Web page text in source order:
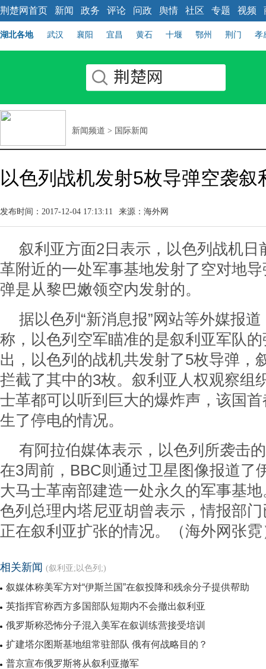
荆楚网首页 新闻 政务 评论 问政 舆情 社区 专题 视频
湖北各地 武汉 襄阳 宜昌 黄石 十堰 鄂州 荆门 孝
新闻频道 > 国际新闻
以色列战机发射5枚导弹空袭叙
发布时间：2017-12-04 17:13:11 来源：海外网
叙利亚方面2日表示，以色列战机日
革附近的一处军事基地发射了空对地
弹是从黎巴嫩领空内发射的。
据以色列“新消息报”网站等外媒报
称，以色列空军瞄准的是叙利亚军队
出，以色列的战机共发射了5枚导弹，
拦截了其中的3枚。叙利亚人权观察组
士革都可以听到巨大的爆炸声，该国
生了停电的情况。
有阿拉伯媒体表示，以色列所袭击
在3周前，BBC则通过卫星图像报道了
大马士革南部建造一处永久的军事基
色列总理内塔尼亚胡曾表示，情报部
正在叙利亚扩张的情况。（海外网张霓
相关新闻 (叙利亚;以色列;)
叙媒体称美军方对“伊斯兰国”在叙投降和残余分子提供帮助
英指挥官称西方多国部队短期内不会撤出叙利亚
俄罗斯称恐怖分子混入美军在叙训练营接受培训
扩建塔尔图斯基地组常驻部队 俄有何战略目的？
普京宣布俄罗斯将从叙利亚撤军